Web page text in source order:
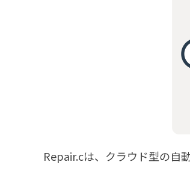
Repair.cは、クラウド型の自